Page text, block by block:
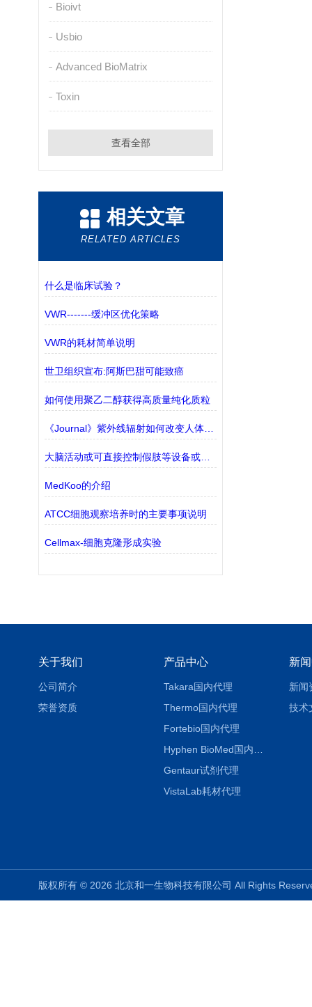
Bioivt
Usbio
Advanced BioMatrix
Toxin
查看全部
相关文章
RELATED ARTICLES
什么是临床试验？
VWR-------缓冲区优化策略
VWR的耗材简单说明
世卫组织宣布:阿斯巴甜可能致癌
如何使用聚乙二醇获得高质量纯化质粒
《Journal》紫外线辐射如何改变人体皮肤的微观结构
大脑活动或可直接控制假肢等设备或调节神经或肌肉功能
MedKoo的介绍
ATCC细胞观察培养时的主要事项说明
Cellmax-细胞克隆形成实验
关于我们
公司简介
荣誉资质
产品中心
Takara国内代理
Thermo国内代理
Fortebio国内代理
Gentaur试剂代理
VistaLab耗材代理
新
新闻
技术
版权所有 © 2026 北京和一生物科技有限公司 All Rights